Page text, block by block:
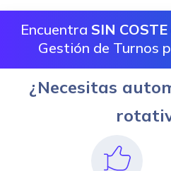
Encuentra SIN COSTE
Gestión de Turnos
¿Necesitas